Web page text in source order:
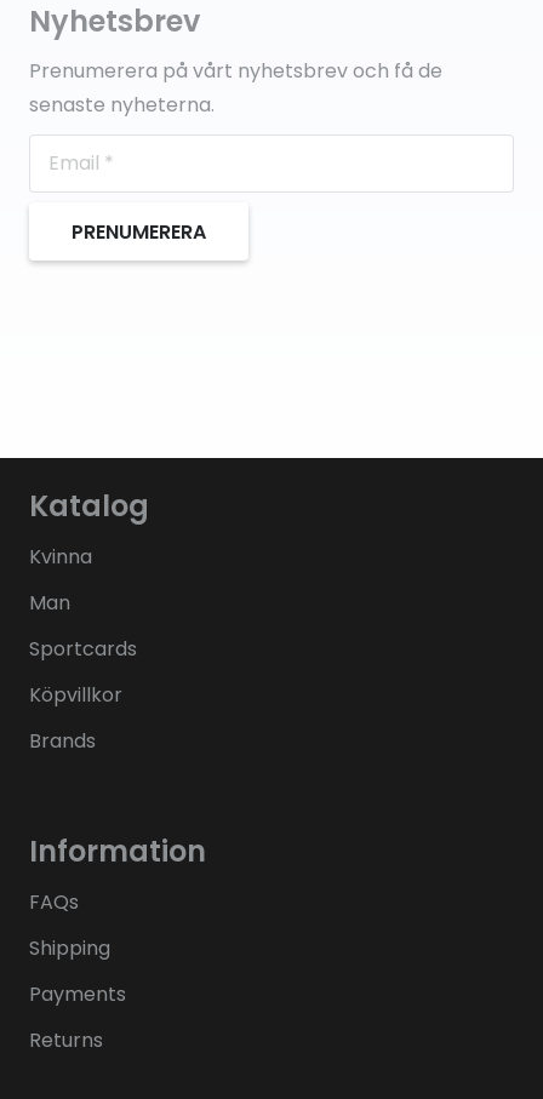
Nyhetsbrev
Prenumerera på vårt nyhetsbrev och få de
senaste nyheterna.
PRENUMERERA
Katalog
Kvinna
Man
Sportcards
Köpvillkor
Brands
Information
FAQs
Shipping
Payments
Returns